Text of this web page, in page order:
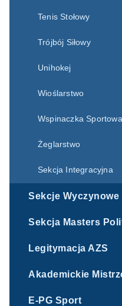
Tenis Stołowy
Trójbój Siłowy
Unihokej
Wioślarstwo
Wspinaczka Sportowa
Żeglarstwo
Sekcja Integracyjna
Sekcje Wyczynowe
Sekcja Masters
Legitymacja AZS
Akademickie
E-PG Sport